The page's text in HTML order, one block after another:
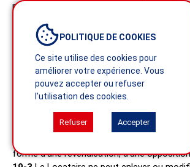
préalable et écrite du Loueur,
- dissolution de sa société ou décès du
- saisie, vente ou confiscation des
Dans cette éventualité, le Locataire devra
frais et immédiatement au Loueur, au lieu
matériel en bon état d’entretien.
Article 19 – Éviction du Loueur
Le Locataire s'interdit de céder,
nantissement le matériel loué.
Le Locataire doit informer aussitôt
tente de faire valoir des droits sur le
forme d'une revendication, d'une
POLITIQUE DE COOKIES
Ce site utilise des cookies pour
améliorer votre expérience. Vous
pouvez accepter ou refuser
l'utilisation des cookies.
Refuser Accepter